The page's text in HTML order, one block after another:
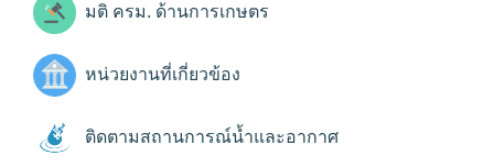
มติ ครม. ด้านการเกษตร
หน่วยงานที่เกี่ยวข้อง
ติดตามสถานการณ์น้ำและอากาศ